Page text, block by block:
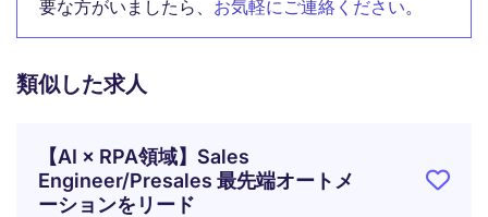
要な方がいましたら、 お気軽にご連絡ください。
類似した求人
【AI × RPA領域】Sales
Engineer/Presales 最先端オートメ
ーションをリード